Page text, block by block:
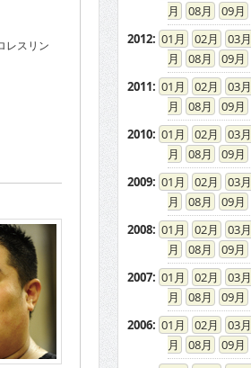
レスリン
08
09
2012: 01 02 03
08
09
2011: 01 02 03
08
09
2010: 01 02 03
08
09
2009: 01 02 03
08
09
2008: 01 02 03
08
09
2007: 01 02 03
08
09
2006: 01 02 03
08
09